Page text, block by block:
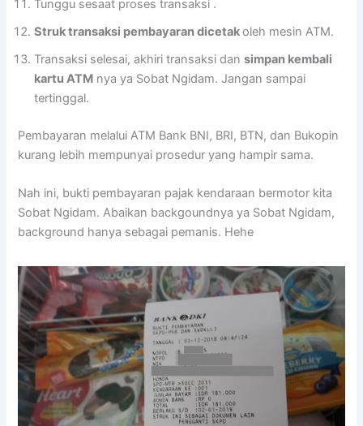
Tunggu sesaat proses transaksi .
Struk transaksi pembayaran dicetakoleh mesin ATM.
Transaksi selesai, akhiri transaksi dansimpan kembali
kartu ATM nya ya Sobat Ngidam. Jangan sampai
tertinggal.
Pembayaran melalui ATM Bank BNI, BRI, BTN, dan Bukopin
kurang lebih mempunyai prosedur yang hampir sama.
Nah ini, bukti pembayaran pajak kendaraan bermotor kita
Sobat Ngidam. Abaikan backgoundnya ya Sobat Ngidam,
background hanya sebagai pemanis. Hehe